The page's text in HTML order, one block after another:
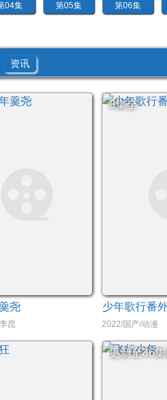
04集 第05集 第06集
资讯
尧
昆
8集全
少年歌行番
2022/国产/动漫
更新至36